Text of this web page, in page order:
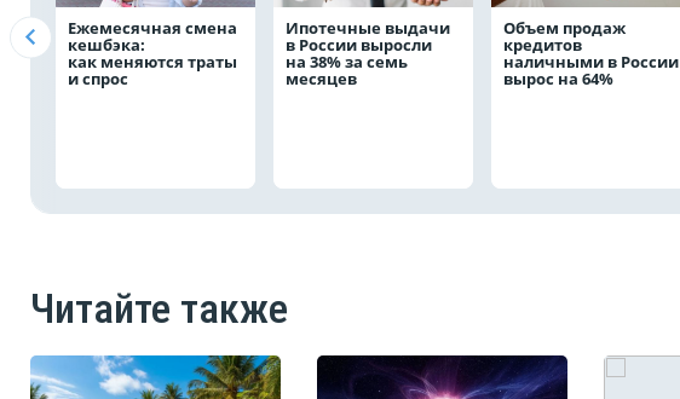
Ежемесячная смена
кешбэка:
как меняются траты
и спрос
Ипотечные выдачи
в России выросли
на 38% за семь
месяцев
Объем продаж
кредитов
наличными в России
вырос на 64%
Читайте также